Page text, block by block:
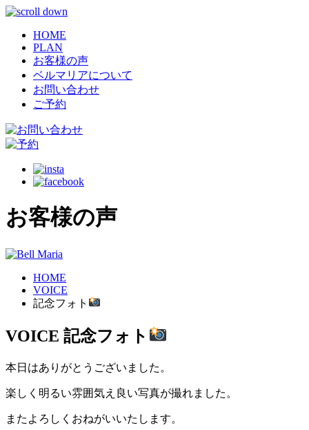
HOME
PLAN
お客様の声
ベルマリアについて
お問い合わせ
ご予約
お客様の声
HOME
VOICE
記念フォト
VOICE 記念フォト
本日はありがとうございました。
楽しく明るい雰囲気え良い写真が撮れました。
またよろしくおねがいいたします。